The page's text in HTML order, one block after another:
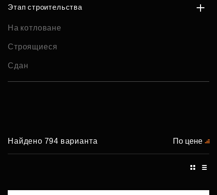
Этап строительства
На котловане
Строящиеся
Сдан
Найдено 794 варианта По цене